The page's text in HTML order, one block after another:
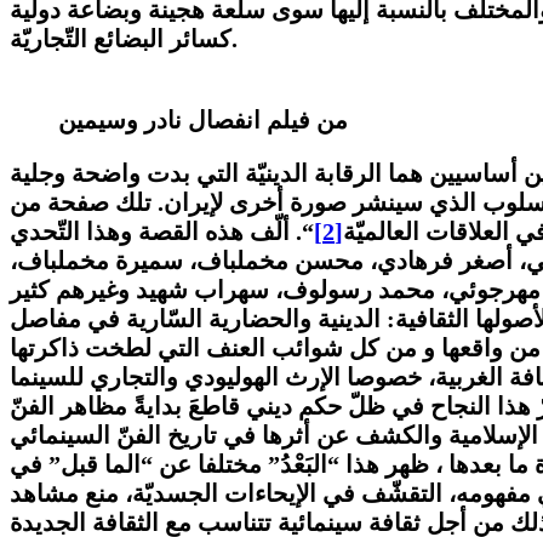
بالنسبة إليها سوى سلعة هجينة وبضاعة دولية
كسائر البضائع التّجاريّة.
من فيلم انفصال نادر وسيمين
أساسيين هما الرقابة الدينيّة التي بدت واضحة وجلية
الذي سينشر صورة أخرى لإيران. تلك صفحة من
العلاقات العالميّة[2]
“. ألّف هذه القصة وهذا التّحدي
أصغر فرهادي، محسن مخملباف، سميرة مخملباف،
الثقافية: الدينية والحضارية السّارية في مفاصل
واقعها و من كل شوائب العنف التي لطخت ذاكرتها
النجاح في ظلّ حكم ديني قاطعَ بدايةً مظاهر الفنّ
بعدها ، ظهر هذا “البَعْدُ” مختلفا عن “الما قبل” في
مفهومه، التقشّف في الإيحاءات الجسديّة، منع مشاهد
من أجل ثقافة سينمائية تتناسب مع الثقافة الجديدة